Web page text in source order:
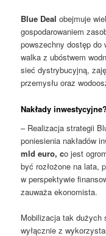
Blue Deal obejmuje
gospodarowaniem
powszechny dostęp do
walka z ubóstwem
sieć dystrybucyjną,
przemysłu oraz
Nakłady
– Realizacja strategii
poniesienia nakładów
mld euro, co jest
być rozłożone na lata,
w perspektywie
zauważa ekonomista.
Mobilizacja tak dużych
wyłącznie z